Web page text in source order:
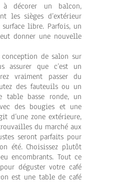
à décorer un balcon,
les sièges d’extérieur
libre. Parfois, un
donner une nouvelle
de salon sur
assurer que c’est un
vraiment passer du
des fauteuils ou un
table basse ronde, un
des bougies et une
d’une zone extérieure,
du marché aux
seront parfaits pour
été. Choisissez plutôt
encombrants. Tout ce
déguster votre café
est une table de café